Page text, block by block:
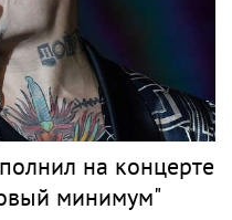
на концерте
минимум"